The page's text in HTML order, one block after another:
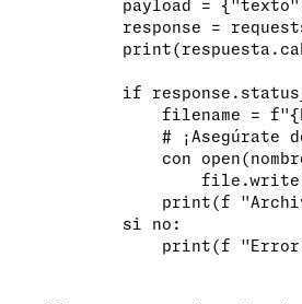
payload =
response =
if
filename =
# ¡Asegúrate
con
print(f
        si no:
print(f